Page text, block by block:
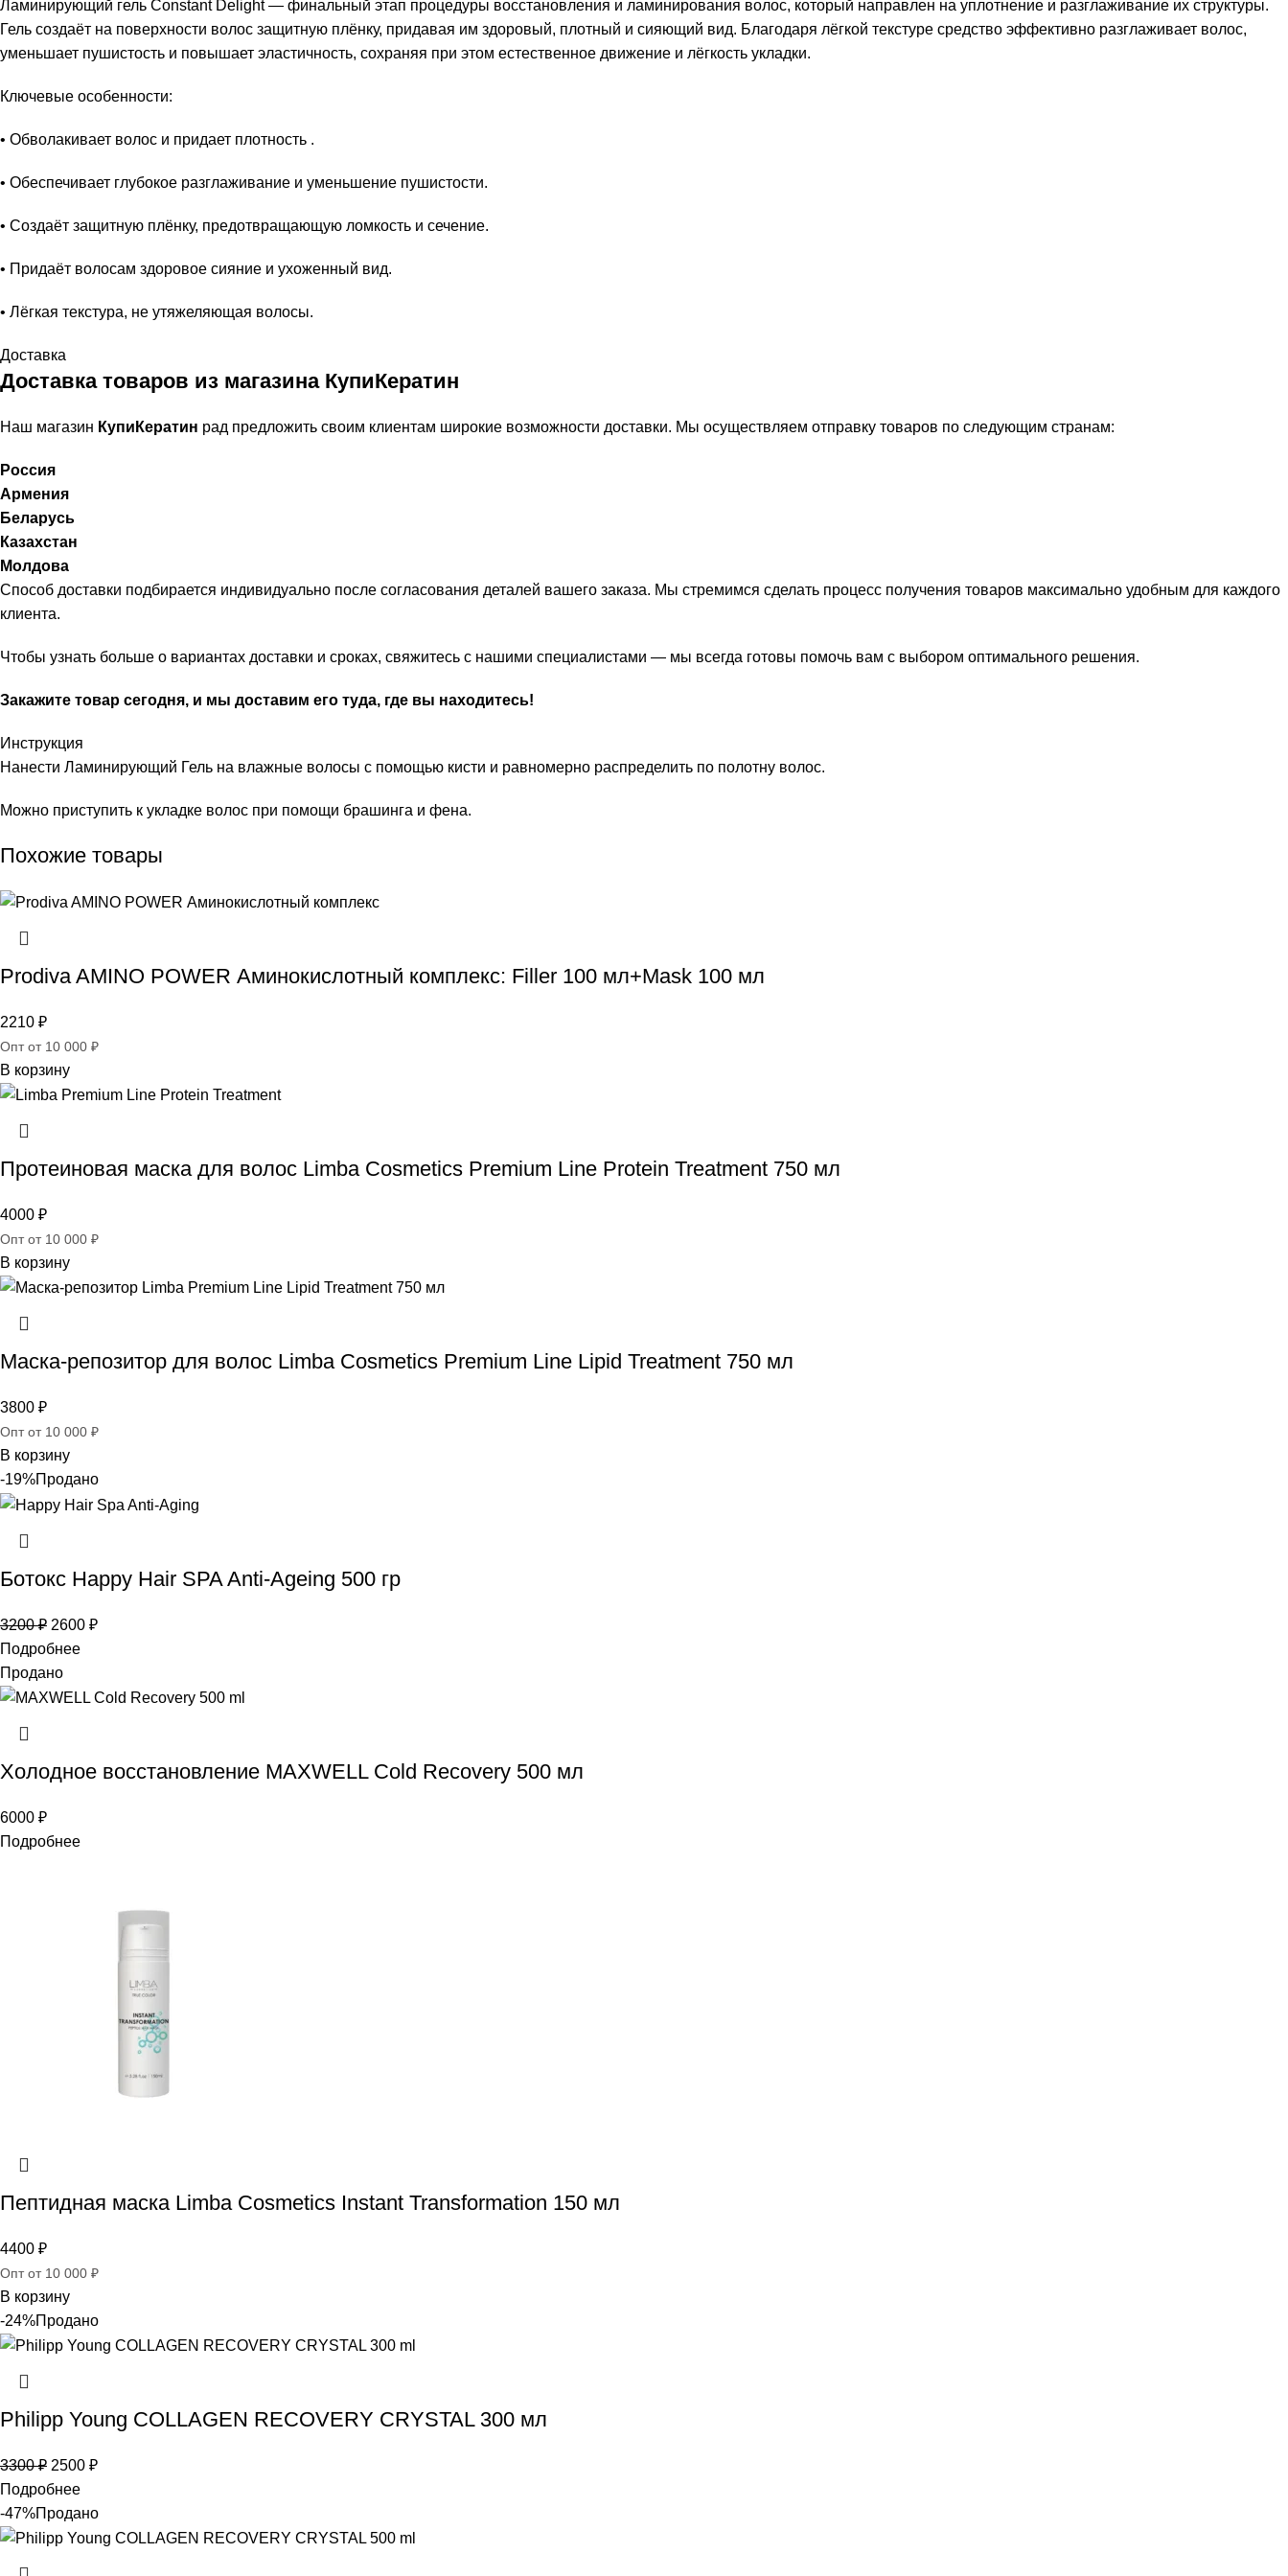
Ламинирующий гель Constant Delight — финальный этап процедуры восстановления и ламинирования волос, который направлен на уплотнение и разглаживание их структуры.
Гель создаёт на поверхности волос защитную плёнку, придавая им здоровый, плотный и сияющий вид. Благодаря лёгкой текстуре средство эффективно разглаживает волос,
уменьшает пушистость и повышает эластичность, сохраняя при этом естественное движение и лёгкость укладки.
Ключевые особенности:
• Обволакивает волос и придает плотность .
• Обеспечивает глубокое разглаживание и уменьшение пушистости.
• Создаёт защитную плёнку, предотвращающую ломкость и сечение.
• Придаёт волосам здоровое сияние и ухоженный вид.
• Лёгкая текстура, не утяжеляющая волосы.
Доставка
Доставка товаров из магазина КупиКератин
Наш магазин КупиКератин рад предложить своим клиентам широкие возможности доставки. Мы осуществляем отправку товаров по следующим странам:
Россия
Армения
Беларусь
Казахстан
Молдова
Способ доставки подбирается индивидуально после согласования деталей вашего заказа. Мы стремимся сделать процесс получения товаров максимально удобным для каждого
клиента.
Чтобы узнать больше о вариантах доставки и сроках, свяжитесь с нашими специалистами — мы всегда готовы помочь вам с выбором оптимального решения.
Закажите товар сегодня, и мы доставим его туда, где вы находитесь!
Инструкция
Нанести Ламинирующий Гель на влажные волосы с помощью кисти и равномерно распределить по полотну волос.
Можно приступить к укладке волос при помощи брашинга и фена.
Похожие товары
Prodiva AMINO POWER Аминокислотный комплекс: Filler 100 мл+Mask 100 мл
2210 ₽
Опт от 10 000 ₽
В корзину
Протеиновая маска для волос Limba Cosmetics Premium Line Protein Treatment 750 мл
4000 ₽
Опт от 10 000 ₽
В корзину
Маска-репозитор для волос Limba Cosmetics Premium Line Lipid Treatment 750 мл
3800 ₽
Опт от 10 000 ₽
В корзину
-19%Продано
Ботокс Happy Hair SPA Anti-Ageing 500 гр
3200₽ 2600 ₽
Подробнее
Продано
Холодное восстановление MAXWELL Cold Recovery 500 мл
6000 ₽
Подробнее
Пептидная маска Limba Cosmetics Instant Transformation 150 мл
4400 ₽
Опт от 10 000 ₽
В корзину
-24%Продано
Philipp Young COLLAGEN RECOVERY CRYSTAL 300 мл
3300₽ 2500 ₽
Подробнее
-47%Продано